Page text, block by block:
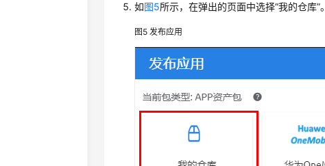
如图5所示，在弹出的页面中选择“我的仓库”。
图5发布应用